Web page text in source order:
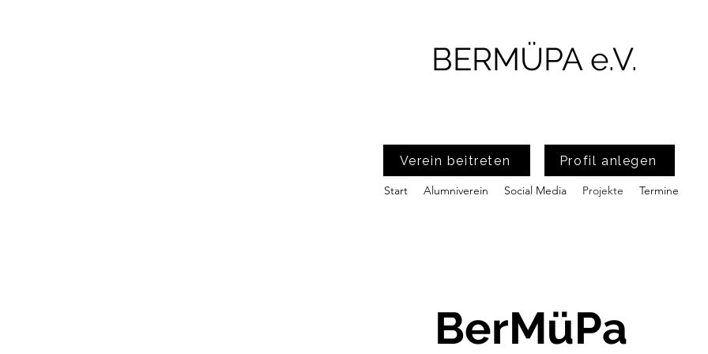
BERMÜPA e.V.
Verein beitreten
Start Alumniverein Social Media Projekte Termine
Profil anlegen
BerMüPa